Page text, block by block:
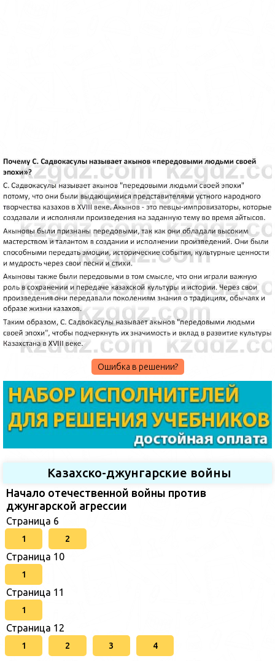
Ошибка в решении?
Казахско-джунгарские войны
Начало отечественной войны против
джунгарской агрессии
Страница 6
1 2
Страница 10
1
Страница 11
1
Страница 12
1 2 3 4